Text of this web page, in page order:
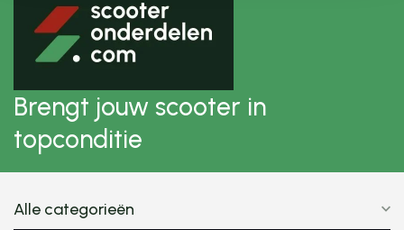
Brengt jouw scooter in
topconditie
Alle categorieën